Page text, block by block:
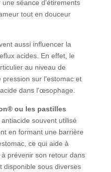
séance d'étirements
tout en douceur
aussi influencer la
acides. En effet, le
au niveau de
sur l'estomac et
dans l'œsophage.
ou les pastilles
souvent utilisé
en formant une barrière
ce qui aide à
prévenir son retour dans
sous diverses